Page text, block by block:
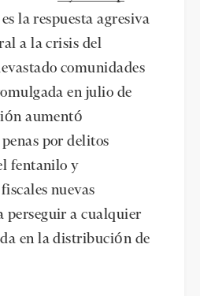
es la respuesta agresiva
a la crisis del
comunidades
en julio de
aumentó
por delitos
fentanilo y
nuevas
perseguir a cualquier
en la distribución de